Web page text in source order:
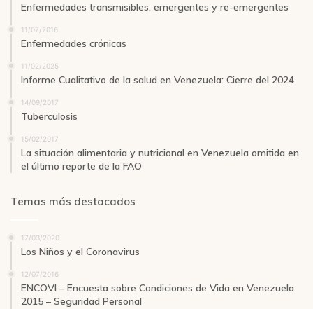
Enfermedades transmisibles, emergentes y re-emergentes
11/07/2016
Enfermedades crónicas
11/02/2025
Informe Cualitativo de la salud en Venezuela: Cierre del 2024
14/09/2017
Tuberculosis
15/02/2017
La situación alimentaria y nutricional en Venezuela omitida en
el último reporte de la FAO
Temas más destacados
17/03/2020
Los Niños y el Coronavirus
12/07/2016
ENCOVI – Encuesta sobre Condiciones de Vida en Venezuela
2015 – Seguridad Personal